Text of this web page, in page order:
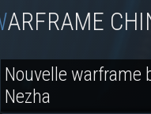
WARFRAME
Nouvelle warframe
Nezha